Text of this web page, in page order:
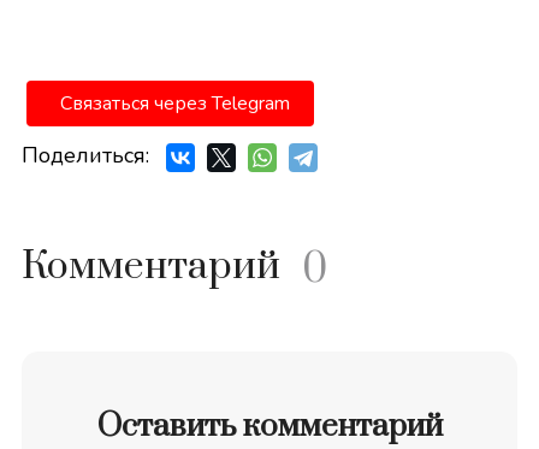
Связаться через Telegram
Поделиться:
Комментарий 0
Оставить комментарий